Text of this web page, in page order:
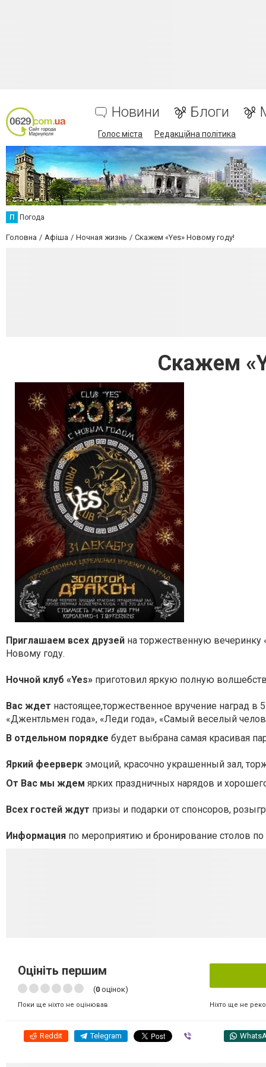
Новини Блоги
Голос міста Редакційна політика
П Погода
Головна Афіша Ночная жизнь Скажем «Yes» Новому году!
Скажем
Приглашаем всех друзей на торжественную
Новому году.
Ночной клуб «Yes» приготовил яркую полную
Вас ждет настоящее,торжественное вручение наград в
«Джентльмен года», «Леди года», «Самый веселый
В отдельном порядке будет выбрана самая красивая
Яркий феерверк эмоций, красочно украшенный зал,
От Вас мы ждем ярких праздничных нарядов и
Всех гостей ждут призы и подарки от спонсоров,
Информация по мероприятию и бронирование столов
Оцініть першим
(0 оцінок)
Поки ще ніхто не оцінював Ніхто ще не
Reddit Telegram